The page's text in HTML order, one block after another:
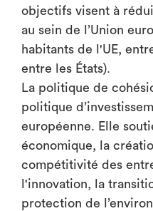
objectifs visent à
au sein de l’Union
habitants de l'UE,
entre les États).
La politique de
politique
européenne. Elle
économique, la
compétitivité des
l'innovation, la
protection de